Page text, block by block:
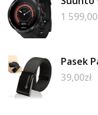
1 599,00
Pasek
39,00zł